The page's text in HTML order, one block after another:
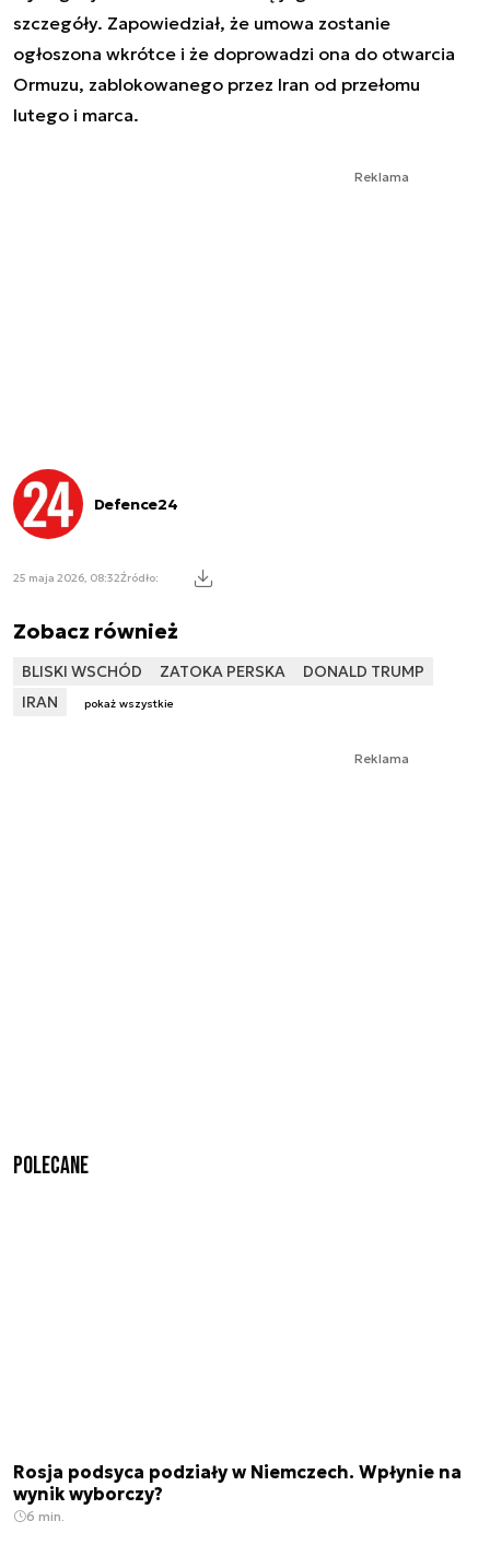
szczegóły. Zapowiedział, że umowa zostanie
ogłoszona wkrótce i że doprowadzi ona do otwarcia
Ormuzu, zablokowanego przez Iran od przełomu
lutego i marca.
Reklama
Defence24
25 maja 2026, 08:32Źródło:
Zobacz również
BLISKI WSCHÓD ZATOKA PERSKA
DONALD TRUMP
IRAN
pokaż wszystkie
Reklama
Polecane
Rosja podsyca podziały w Niemczech. Wpłynie na
wynik wyborczy?
6 min.